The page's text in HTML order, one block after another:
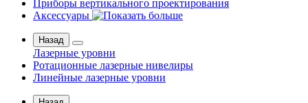
Приборы вертикального проектирования
Аксессуары
Назад
Лазерные уровни
Ротационные лазерные нивелиры
Линейные лазерные уровни